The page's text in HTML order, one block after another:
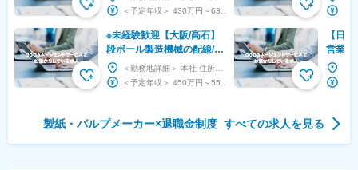
ップ級シェア
※未経験歓迎【大阪/高石】
段ボール製造機械の配線/年
休120日/残業約5h/福利厚生
充実
向け／
【日
営業◆
ルに
／形に
製紙・パルプメーカー×退職金制度 すべての求人を見る